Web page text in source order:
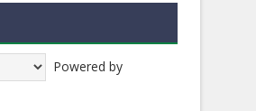
Powered by